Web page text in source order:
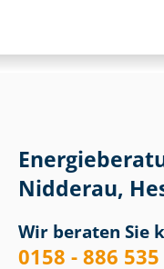
Nidderau,
Wir beraten Sie
0158 - 886 535